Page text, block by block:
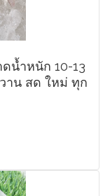
น้ำหนัก 10-13
าน สด ใหม่ ทุก